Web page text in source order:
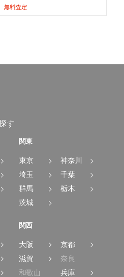
無料査定
す
関東
東京
神奈川
埼玉
千葉
群馬
栃木
茨城
関西
大阪
京都
滋賀
奈良
和歌山
兵庫